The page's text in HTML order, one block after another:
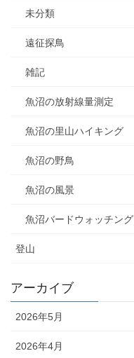
未分類
遠征探鳥
雑記
魚沼の放射線量測定
魚沼の里山ハイキング
魚沼の野鳥
魚沼の風景
魚沼バードウォッチング
登山
アーカイブ
2026年5月
2026年4月